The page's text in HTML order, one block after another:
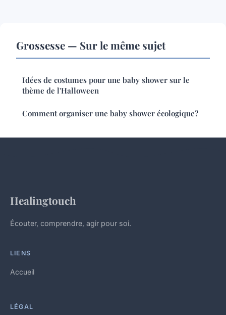
Grossesse — Sur le même sujet
Idées de costumes pour une baby shower sur le
thème de l'Halloween
Comment organiser une baby shower écologique?
Healingtouch
Écouter, comprendre, agir pour soi.
LIENS
Accueil
LÉGAL